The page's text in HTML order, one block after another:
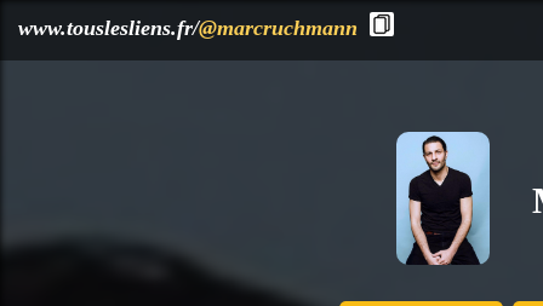
www.touslesliens.fr/@marcruchmann